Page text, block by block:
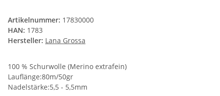
Artikelnummer: 17830000
HAN: 1783
Hersteller: Lana Grossa
100 % Schurwolle (Merino extrafein)
Lauflänge:80m/50gr
Nadelstärke:5,5 - 5,5mm